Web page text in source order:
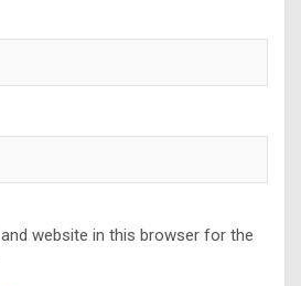
website in this browser for the